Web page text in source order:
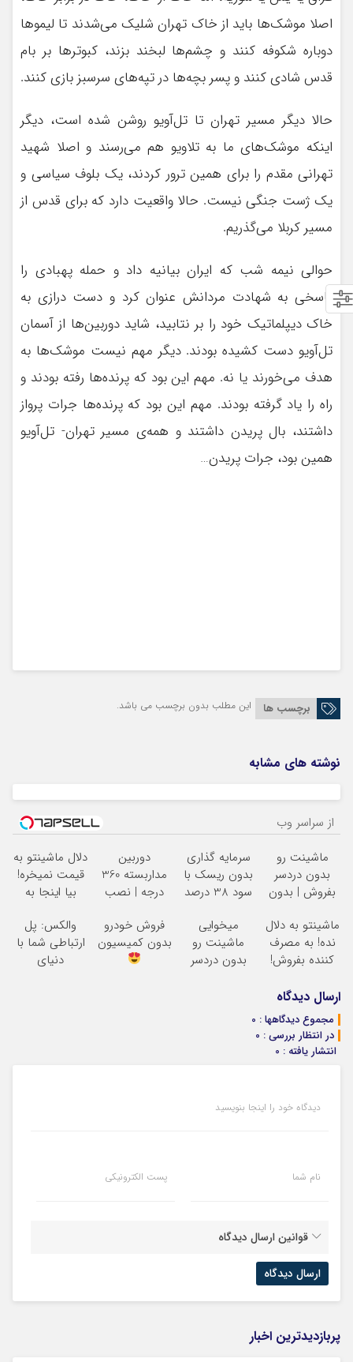
اصلا موشک‌ها باید از خاک تهران شلیک می‌شدند تا لیموها
دوباره شکوفه کنند و چشم‌ها لبخند بزند، کبوترها بر بام
قدس شادی کنند و پسر بچه‌ها در تپه‌های سرسبز بازی کنند.
حالا دیگر مسیر تهران تا تل‌آویو روشن شده است، دیگر
اینکه موشک‌های ما به تلاویو هم می‌رسند و اصلا شهید
تهرانی مقدم را برای همین ترور کردند، یک بلوف سیاسی و
یک ژست جنگی نیست. حالا واقعیت دارد که برای قدس از
مسیر کربلا می‌گذریم.
حوالی نیمه شب که ایران بیانیه داد و حمله پهبادی را
پاسخی به شهادت مردانش عنوان کرد و دست درازی به
خاک دیپلماتیک خود را بر نتابید، شاید دوربین‌ها از آسمان
تل‌آویو دست کشیده بودند. دیگر مهم نیست موشک‌ها به
هدف می‌خورند یا نه. مهم این بود که پرنده‌ها رفته بودند و
راه را یاد گرفته بودند. مهم این بود که پرنده‌ها جرات پرواز
داشتند، بال پریدن داشتند و همه‌ی مسیر تهران- تل‌آویو
همین بود، جرات پریدن…
برچسب ها این مطلب بدون برچسب می باشد.
نوشته های مشابه
از سراسر وب
ماشینت رو
بدون دردسر
بفروش | بدون
سرمایه گذاری
بدون ریسک با
سود 38 درصد
دوربین
مداربسته 360
درجه | نصب
دلال ماشینتو به
قیمت نمیخره!
بیا اینجا به
بفروش*فقط
خریدار واقعی*
ماشینتو به دلال
نده! به مصرف
کننده بفروش!
یک تماس
میخوایی
ماشینت رو
بدون دردسر
فروش خودرو
بدون کمیسیون
والکس: پل
ارتباطی شما با
دنیای
ارسال دیدگاه
مجموع دیدگاهها : 0
در انتظار بررسی : 0
انتشار یافته : 0
دیدگاه خود را اینجا بنویسید
نام شما پست الکترونیکی
قوانین ارسال دیدگاه
پربازدیدترین اخبار